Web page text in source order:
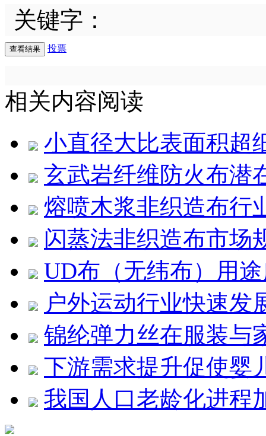
关键字：
投票
相关内容阅读
小直径大比表面积超
玄武岩纤维防火布潜
熔喷木浆非织造布行
闪蒸法非织造布市场
UD布（无纬布）用
户外运动行业快速发
锦纶弹力丝在服装与
下游需求提升促使婴
我国人口老龄化进程